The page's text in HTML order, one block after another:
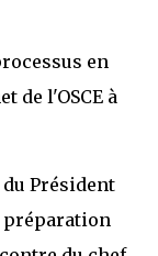
en
de l'OSCE à
Président
préparation